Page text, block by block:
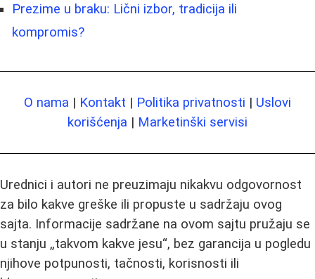
Prezime u braku: Lični izbor, tradicija ili
kompromis?
O nama | Kontakt | Politika privatnosti | Uslovi
korišćenja | Marketinški servisi
Urednici i autori ne preuzimaju nikakvu odgovornost
za bilo kakve greške ili propuste u sadržaju ovog
sajta. Informacije sadržane na ovom sajtu pružaju se
u stanju „takvom kakve jesu“, bez garancija u pogledu
njihove potpunosti, tačnosti, korisnosti ili